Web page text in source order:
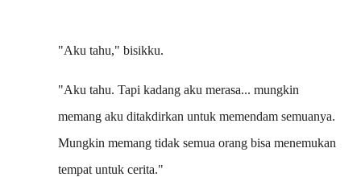
"Aku tahu," bisikku.
"Aku tahu. Tapi kadang aku merasa... mungkin
memang aku ditakdirkan untuk memendam semuanya.
Mungkin memang tidak semua orang bisa menemukan
tempat untuk cerita."